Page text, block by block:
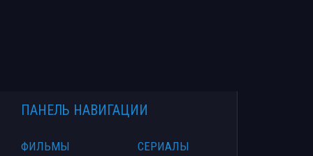
ПАНЕЛЬ НАВИГАЦИИ
ФИЛЬМЫ СЕРИАЛЫ